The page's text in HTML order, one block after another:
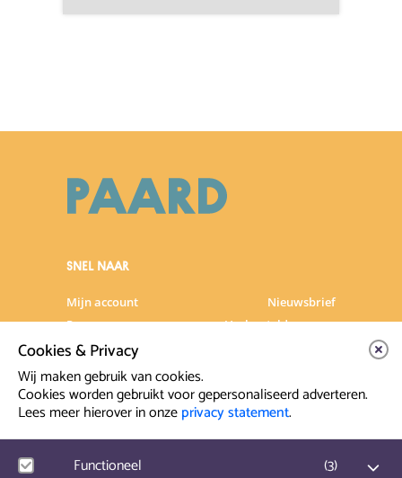
SNEL NAAR
Mijn account
Nieuwsbrief
Programma
Veelgestelde vragen
Partners & Sponsoren
Artiesten info
Prinsegracht 12
Cookies & Privacy
Wij maken gebruik van cookies.
Cookies worden gebruikt voor gepersonaliseerd adverteren.
Lees meer hierover in onzeprivacy statement.
Functioneel (3)